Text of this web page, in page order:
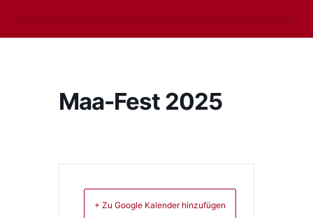
springen
Maa-Fest 2025
+ Zu Google Kalender hinzufügen